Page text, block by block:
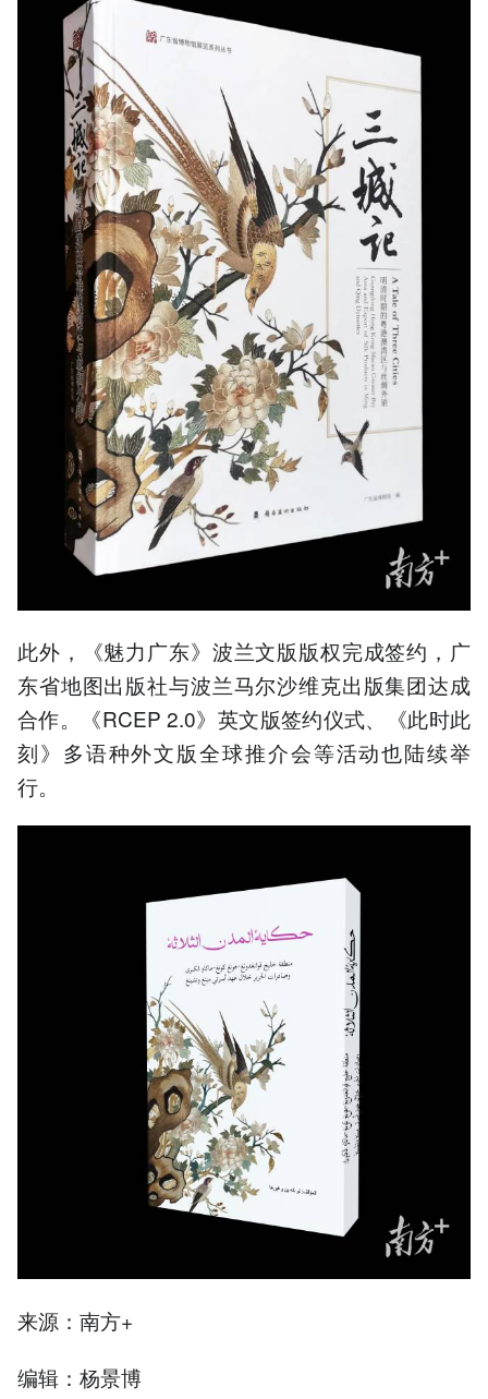
此外，《魅力广东》波兰文版版权完成签约，广
东省地图出版社与波兰马尔沙维克出版集团达成
合作。《RCEP 2.0》英文版签约仪式、《此时此
刻》多语种外文版全球推介会等活动也陆续举
行。
来源：南方+
编辑：杨景博